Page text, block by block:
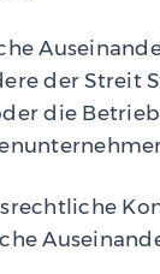
der Streit
die